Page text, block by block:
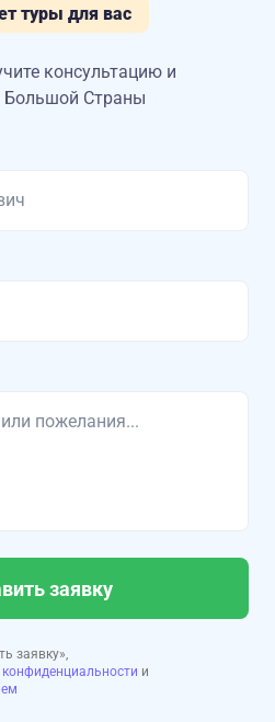
туры для вас
консультацию и
Большой Страны
заявку
заявку»,
и